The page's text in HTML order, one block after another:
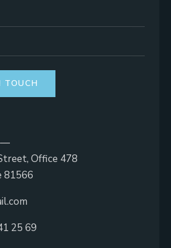
—
Office 478
81566
25 69